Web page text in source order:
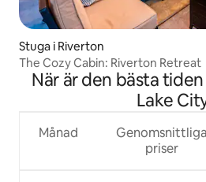
Stuga i Riverton
The Cozy Cabin: Riverton Retreat
När är den bästa
Lake
Månad
Genomsnittliga
priser